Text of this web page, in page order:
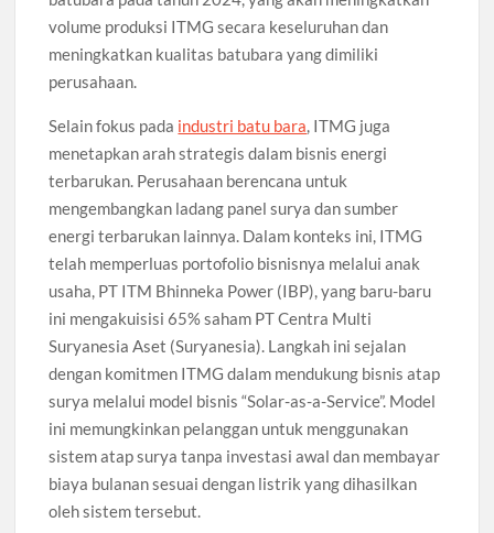
volume produksi ITMG secara keseluruhan dan
meningkatkan kualitas batubara yang dimiliki
perusahaan.
Selain fokus pada industri batu bara, ITMG juga
menetapkan arah strategis dalam bisnis energi
terbarukan. Perusahaan berencana untuk
mengembangkan ladang panel surya dan sumber
energi terbarukan lainnya. Dalam konteks ini, ITMG
telah memperluas portofolio bisnisnya melalui anak
usaha, PT ITM Bhinneka Power (IBP), yang baru-baru
ini mengakuisisi 65% saham PT Centra Multi
Suryanesia Aset (Suryanesia). Langkah ini sejalan
dengan komitmen ITMG dalam mendukung bisnis atap
surya melalui model bisnis “Solar-as-a-Service”. Model
ini memungkinkan pelanggan untuk menggunakan
sistem atap surya tanpa investasi awal dan membayar
biaya bulanan sesuai dengan listrik yang dihasilkan
oleh sistem tersebut.